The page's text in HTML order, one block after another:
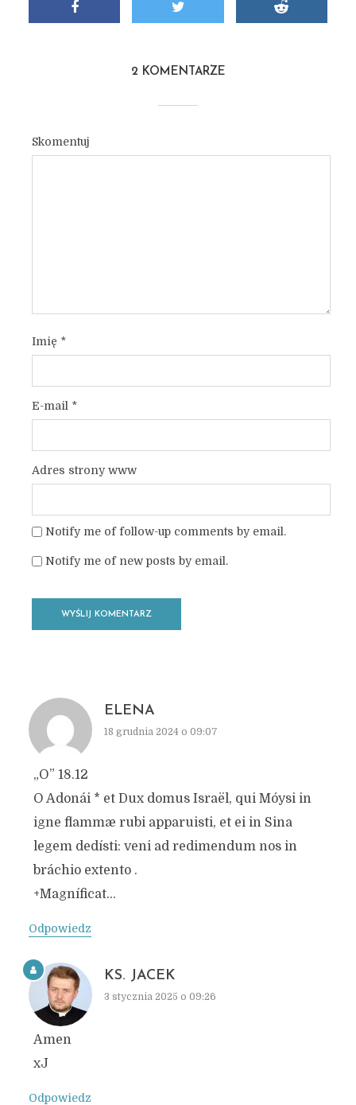
2 KOMENTARZE
Skomentuj
Imię *
E-mail *
Adres strony www
Notify me of follow-up comments by email.
Notify me of new posts by email.
ELENA
18 grudnia 2024 o 09:07
„O” 18.12
O Adonái * et Dux domus Israël, qui Móysi in
igne flammæ rubi apparuisti, et ei in Sina
legem dedísti: veni ad redimendum nos in
bráchio extento .
+Magníficat…
Odpowiedz
KS. JACEK
3 stycznia 2025 o 09:26
Amen
xJ
Odpowiedz